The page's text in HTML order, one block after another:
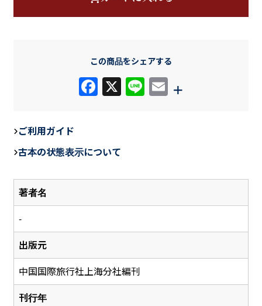
著者名
-
出版元
中国国際旅行社上海分社編刊
刊行年
この商品をシェアする
F
e
b
o
o
X Li E
+
ご利用ガイド
古本の状態表示について